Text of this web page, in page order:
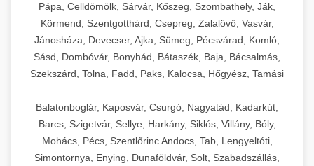
Pápa, Celldömölk, Sárvár, Kőszeg, Szombathely, Ják,
Körmend, Szentgotthárd, Csepreg, Zalalövő, Vasvár,
Jánosháza, Devecser, Ajka, Sümeg, Pécsvárad, Komló,
Sásd, Dombóvár, Bonyhád, Bátaszék, Baja, Bácsalmás,
Szekszárd, Tolna, Fadd, Paks, Kalocsa, Hőgyész, Tamási
Balatonboglár, Kaposvár, Csurgó, Nagyatád, Kadarkút,
Barcs, Szigetvár, Sellye, Harkány, Siklós, Villány, Bóly,
Mohács, Pécs, Szentlőrinc Andocs, Tab, Lengyeltóti,
Simontornya, Enying, Dunaföldvár, Solt, Szabadszállás,